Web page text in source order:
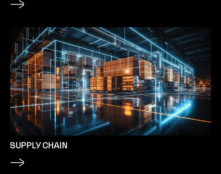
SUPPLY CHAIN